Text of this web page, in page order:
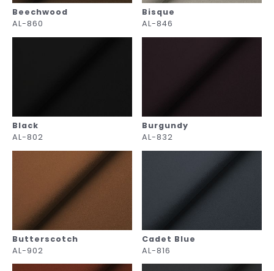
Beechwood
AL-860
Bisque
AL-846
Black
AL-802
Burgundy
AL-832
Butterscotch
AL-902
Cadet Blue
AL-816